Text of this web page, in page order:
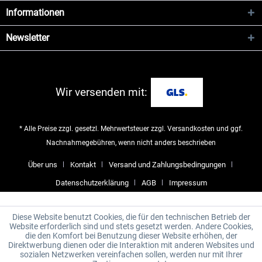
Informationen
Newsletter
Wir versenden mit:
* Alle Preise zzgl. gesetzl. Mehrwertsteuer zzgl. Versandkosten und ggf.
Nachnahmegebühren, wenn nicht anders beschrieben
Über uns Kontakt Versand und Zahlungsbedingungen
Datenschutzerklärung AGB Impressum
Diese Website benutzt Cookies, die für den technischen Betrieb der
Website erforderlich sind und stets gesetzt werden. Andere Cookies,
die den Komfort bei Benutzung dieser Website erhöhen, der
Direktwerbung dienen oder die Interaktion mit anderen Websites und
sozialen Netzwerken vereinfachen sollen, werden nur mit Ihrer